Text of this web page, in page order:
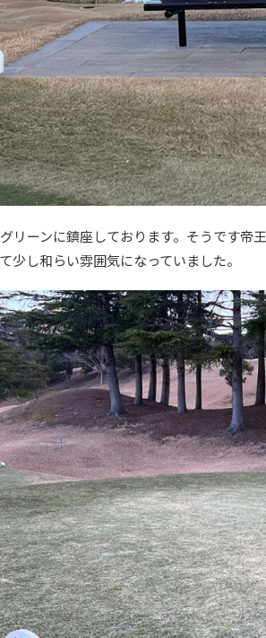
リーンに鎮座しております。そうです帝
少し和らい雰囲気になっていました。